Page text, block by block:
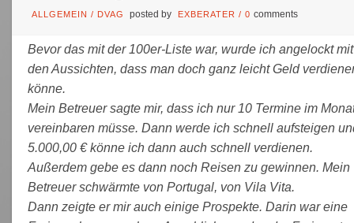
ALLGEMEIN / DVAG posted by EXBERATER /0comments
Bevor das mit der 100er-Liste war, wurde ich angelockt mit
den Aussichten, dass man doch ganz leicht Geld
könne.
Mein Betreuer sagte mir, dass ich nur 10 Termine im
vereinbaren müsse. Dann werde ich schnell aufsteigen
5.000,00 € könne ich dann auch schnell verdienen.
Außerdem gebe es dann noch Reisen zu gewinnen. Mein
Betreuer schwärmte von Portugal, von Vila Vita.
Dann zeigte er mir auch einige Prospekte. Darin war eine